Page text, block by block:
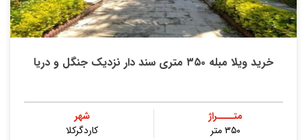
خرید ویلا مبله ۳۵۰ متری سند دار نزدیک جنگل و دریا
متــــراژ
۳۵۰ متر
شهر
کاردگرکلا